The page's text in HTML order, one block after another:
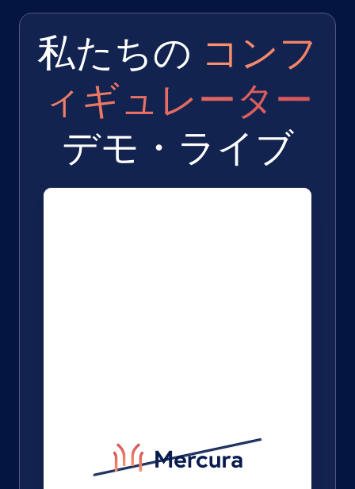
私たちの コンフ
ィギュレーター
デモ・ライブ